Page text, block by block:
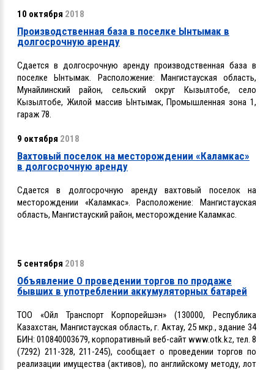
10 октября 2018
Производственная база в поселке Ынтымак в
долгосрочную аренду
Сдается в долгосрочную аренду производственная база в
поселке Ынтымак. Расположение: Мангистауская область,
Мунайлинский район, сельский округ Кызылтобе, село
Кызылтобе, Жилой массив Ынтымак, Промышленная зона 1,
гараж 78.
9 октября 2018
Вахтовый поселок на месторождении «Каламкас»
в долгосрочную аренду
Сдается в долгосрочную аренду вахтовый поселок на
месторождении «Каламкас». Расположение: Мангистауская
область, Мангистауский район, месторождение Каламкас.
5 сентября 2018
Объявление О проведении торгов по продаже
бывших в употреблении аккумуляторных батарей
ТОО «Ойл Транспорт Корпорейшэн» (130000, Республика
Казахстан, Мангистауская область, г. Актау, 25 мкр., здание 34
БИН: 010840003679, корпоративный веб-сайт www.otk.kz, тел. 8
(7292) 211-328, 211-245), сообщает о проведении торгов по
реализации имущества (активов), по английскому методу, лот